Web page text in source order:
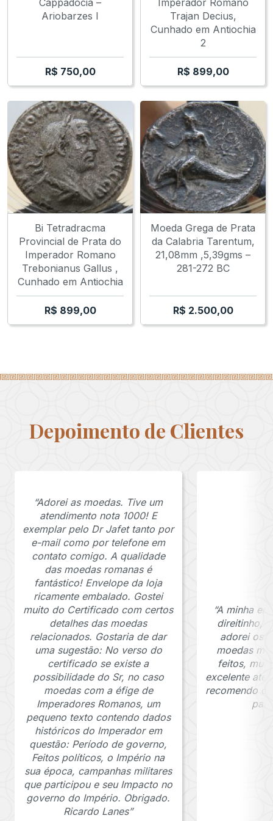
Ariobarzes I
R$ 750,00
Trajan Decius,
Cunhado em Antiochia
2
R$ 899,00
Bi Tetradracma
Provincial de Prata do
Imperador Romano
Trebonianus Gallus ,
Cunhado em Antiochia
R$ 899,00
Moeda Grega de Prata
da Calabria Tarentum,
21,08mm ,5,39gms –
281-272 BC
R$ 2.500,00
Depoimento de Clientes
“Adorei as moedas. Tive um
atendimento nota 1000! E
exemplar pelo Dr Jafet tanto por
e-mail como por telefone em
contato comigo. A qualidade
das moedas romanas é
fantástico! Envelope da loja
ricamente embalado. Gostei
muito do Certificado com certos
detalhes das moedas
relacionados. Gostaria de dar
uma sugestão: No verso do
certificado se existe a
possibilidade do Sr, no caso
moedas com a éfige de
Imperadores Romanos, um
pequeno texto contendo dados
históricos do Imperador em
questão: Período de governo,
Feitos políticos, o Império na
sua época, campanhas militares
que participou e seu Impacto no
governo do Império. Obrigado.
Ricardo Lanes”
“A minha
direitinho,
adorei os
moedas
feitos,
excelente
recomendo o